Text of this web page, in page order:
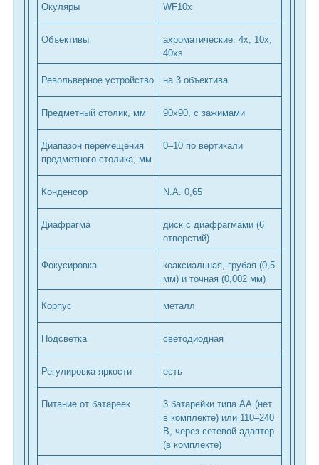
Окуляры WF10x
Объективы
ахроматические: 4x, 10x,
40xs
Револьверное устройство на 3 объектива
Предметный столик, мм 90x90, с зажимами
Диапазон перемещения
предметного столика, мм
0–10 по вертикали
Конденсор N.A. 0,65
Диафрагма
диск с диафрагмами (6
отверстий)
Фокусировка
коаксиальная, грубая (0,5
мм) и точная (0,002 мм)
Корпус металл
Подсветка светодиодная
Регулировка яркости есть
Питание от батареек
3 батарейки типа АА (нет
в комплекте) или 110–240
В, через сетевой адаптер
(в комплекте)